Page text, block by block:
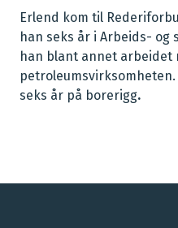
Erlend kom til
han seks år i Arbeids-
han blant annet arbeidet
seks år på borerigg.